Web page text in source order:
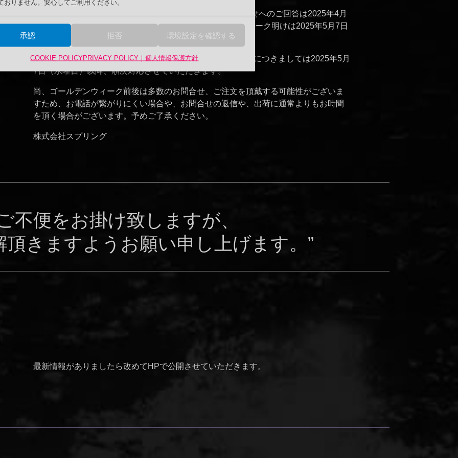
おりません。安心してご利用ください。
承認 拒否 環境設定を確認する
COOKIE POLICYPRIVACY POLICY｜個人情報保護方針
4月中のお電話でのお問合わせへ及び、メールでのお問合わせへのご回答は2025年4月
28日（月曜日）までとさせていただきます。ゴールデンウィーク明けは2025年5月7日
（水曜日）より通常営業となります。
2025年4月28日（月曜日）以降にご注文いただきました出荷につきましては2025年5月
7日（水曜日）以降、順次対応させていただきます。
尚、ゴールデンウィーク前後は多数のお問合せ、ご注文を頂戴する可能性がございま
すため、お電話が繋がりにくい場合や、お問合せの返信や、出荷に通常よりもお時間
を頂く場合がございます。予めご了承ください。
株式会社スプリング
不便をお掛け致しますが、
頂きますようお願い申し上げます。”
最新情報がありましたら改めてHPで公開させていただきます。